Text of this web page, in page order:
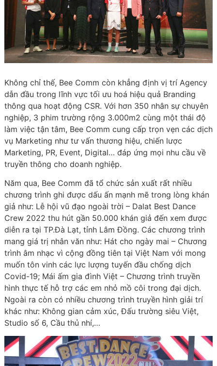
Không chỉ thế, Bee Comm còn khẳng định vị trí Agency
dẫn đầu trong lĩnh vực tối ưu hoá hiệu quả Branding
thông qua hoạt động CSR. Với hơn 350 nhân sự chuyên
nghiệp, 3 phim trường rộng 3.000m2 cùng một thái độ
làm việc tận tâm, Bee Comm cung cấp trọn vẹn các dịch
vụ Marketing như tư vấn thương hiệu, chiến lược
Marketing, PR, Event, Digital… đáp ứng mọi nhu cầu về
truyền thông cho doanh nghiệp.
Năm qua, Bee Comm đã tổ chức sản xuất rất nhiều
chương trình ghi được dấu ấn mạnh mẽ trong lòng khán
giả như: Lễ hội vũ đạo ngoài trời – Dalat Best Dance
Crew 2022 thu hút gần 50.000 khán giả đến xem được
diễn ra tại TP.Đà Lạt, tỉnh Lâm Đồng. Các chương trình
mang giá trị nhân văn như: Hát cho ngày mai – Chương
trình âm nhạc vì cộng đồng tiên tại Việt Nam với mong
muốn tôn vinh các lực lượng tuyến đầu chống dịch
Covid-19; Mái ấm gia đình Việt – Chương trình truyền
hình thực tế hỗ trợ các em nhỏ mồ côi trong đại dịch.
Ngoài ra còn có nhiều chương trình truyền hình giải trí
khác như: Không gian cảm xúc, Đấu trường siêu Việt,
Studio số 6, Cầu thủ nhí,…